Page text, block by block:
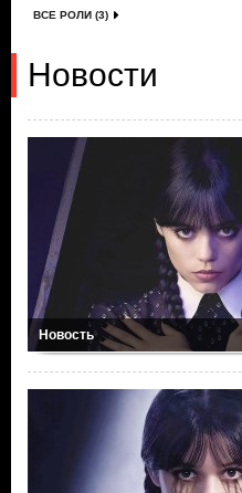
ВСЕ РОЛИ (3)
Новости
Новость